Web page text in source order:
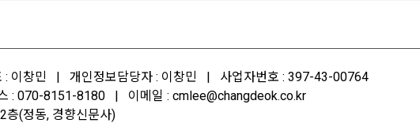
: 이창민 | 개인정보담당자 : 이창민 | 사업자번호 : 397-43-00764
: 070-8151-8180 | 이메일 : cmlee@changdeok.co.kr
층(정동, 경향신문사)